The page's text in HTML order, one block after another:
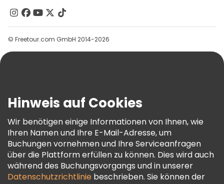
Kontakt
Gruppen
Hilfe
AGB Und Rechtliches
Cookie-Richtlinie
Freetour Auszeichnungen
Treueprogramm
© Freetour.com GmbH 2014-2026
Hinweis auf Cookies
Wir benötigen einige Informationen von Ihnen, wie
Ihren Namen und Ihre E-Mail-Adresse, um
Buchungen vornehmen und Ihre Serviceanfragen
über die Plattform erfüllen zu können. Dies wird auch
während des Buchungsvorgangs und in unserer
Datenschutzrichtlinie beschrieben. Sie können der